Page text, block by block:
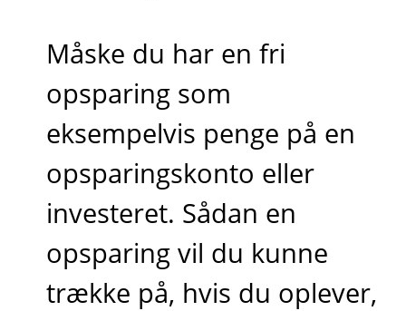
Måske du har en fri
opsparing som
eksempelvis penge på en
opsparingskonto eller
investeret. Sådan en
opsparing vil du kunne
trække på, hvis du oplever,